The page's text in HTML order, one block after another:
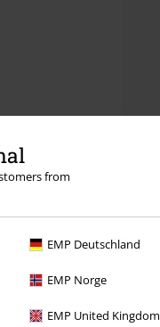
from
EMP Deutschland
EMP Norge
EMP United Kingdom